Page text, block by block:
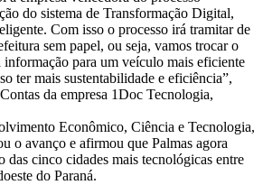
do sistema de Transformação Digital,
Com isso o processo irá tramitar de
sem papel, ou seja, vamos trocar o
para um veículo mais eficiente
ter mais sustentabilidade e eficiência”,
da empresa 1Doc Tecnologia,
Econômico, Ciência e Tecnologia,
o avanço e afirmou que Palmas agora
das cinco cidades mais tecnológicas entre
do Paraná.